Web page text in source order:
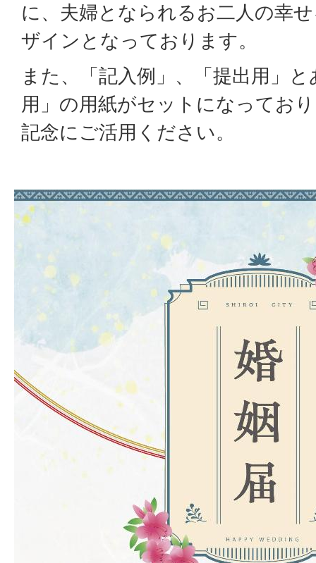
に、夫婦となられるお二人の幸
ザインとなっております。
また、「記入例」、「提出用」
用」の用紙がセットになってお
記念にご活用ください。